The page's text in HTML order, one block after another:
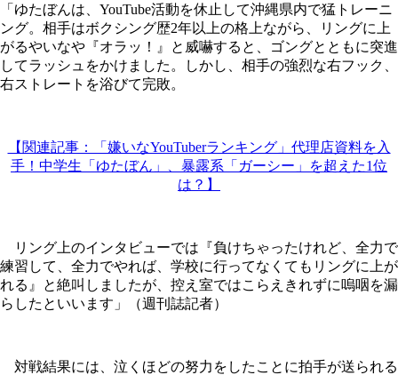
「ゆたぼんは、YouTube活動を休止して沖縄県内で猛トレーニ
ング。相手はボクシング歴2年以上の格上ながら、リングに上
がるやいなや『オラッ！』と威嚇すると、ゴングとともに突進
してラッシュをかけました。しかし、相手の強烈な右フック、
右ストレートを浴びて完敗。
【関連記事：「嫌いなYouTuberランキング」代理店資料を入
手！中学生「ゆたぼん」、暴露系「ガーシー」を超えた1位
は？】
リング上のインタビューでは『負けちゃったけれど、全力で
練習して、全力でやれば、学校に行ってなくてもリングに上が
れる』と絶叫しましたが、控え室ではこらえきれずに嗚咽を漏
らしたといいます」（週刊誌記者）
対戦結果には、泣くほどの努力をしたことに拍手が送られる